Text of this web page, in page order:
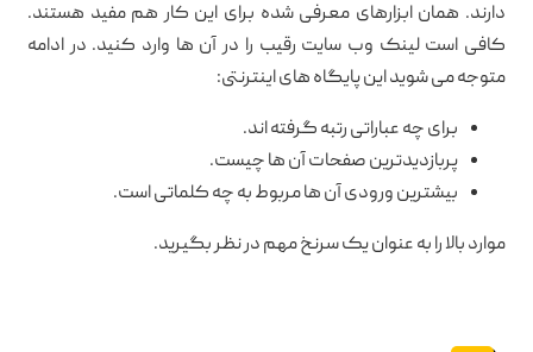
دارند. همان ابزارهای معرفی شده برای این کار هم مفید هستند.
کافی است لینک وب سایت رقیب را در آن ها وارد کنید. در ادامه
متوجه می شوید این پایگاه های اینترنتی:
برای چه عباراتی رتبه گرفته اند.
پربازدیدترین صفحات آن ها چیست.
بیشترین ورودی آن ها مربوط به چه کلماتی است.
موارد بالا را به عنوان یک سرنخ مهم در نظر بگیرید.